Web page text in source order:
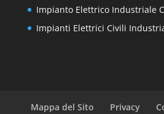
Impianto Elettrico Industriale
Impianti Elettrici Civili
Mappa del Sito Privacy